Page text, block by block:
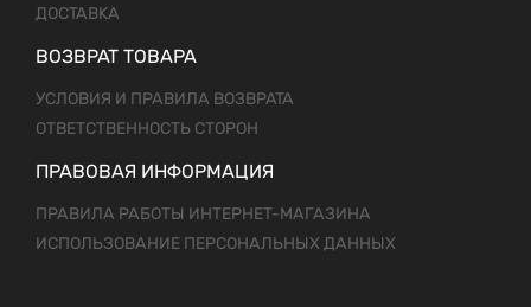
ДОСТАВКА
ВОЗВРАТ ТОВАРА
УСЛОВИЯ И ПРАВИЛА ВОЗВРАТА
ОТВЕТСТВЕННОСТЬ СТОРОН
ПРАВОВАЯ ИНФОРМАЦИЯ
ПРАВИЛА РАБОТЫ ИНТЕРНЕТ-МАГАЗИНА
ИСПОЛЬЗОВАНИЕ ПЕРСОНАЛЬНЫХ ДАННЫХ